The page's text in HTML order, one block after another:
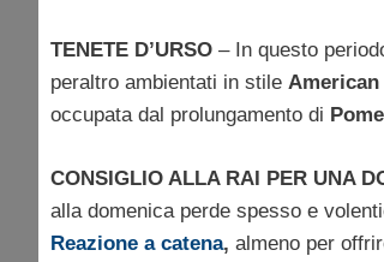
TENETE D’URSO – In questo
peraltro ambientati in stile
occupata dal prolungamento di
CONSIGLIO ALLA RAI PER UNA
alla domenica perde spesso e
Reazione a catena, almeno per